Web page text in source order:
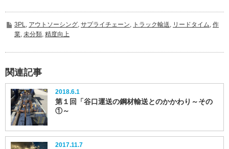
3PL アウトソーシング サプライチェーン トラック輸送 リードタイム 作
業 未分類 精度向上
関連記事
2018.6.1
第１回「谷口運送の鋼材輸送とのかかわり～その
①～
2017.11.7